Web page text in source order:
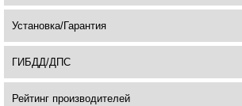
Установка/Гарантия
ГИБДД/ДПС
Рейтинг производителей